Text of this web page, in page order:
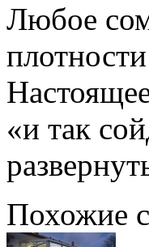
Любое
«и так
Похожие